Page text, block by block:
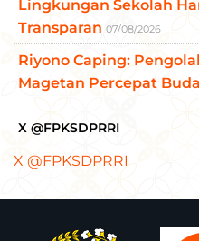
Lingkungan Sekolah
Transparan 07/08/2026
Riyono Caping:
Magetan Percepat
X @FPKSDPRRI
X @FPKSDPRRI